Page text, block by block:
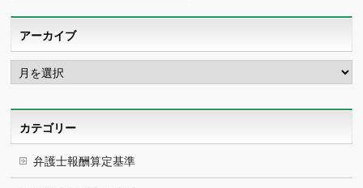
アーカイブ
ア
ー
カ
カテゴリー
弁護士報酬算定基準